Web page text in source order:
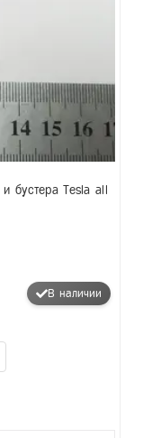
бустера Tesla all
В наличии